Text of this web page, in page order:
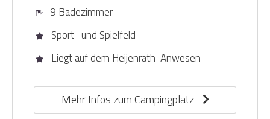
9 Badezimmer
Sport- und Spielfeld
Liegt auf dem Heijenrath-Anwesen
Mehr Infos zum Campingplatz